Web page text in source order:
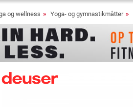
og wellness Yoga- og gymnastikmåtter